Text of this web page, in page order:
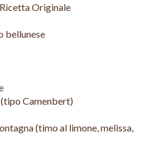
Originale
bellunese
Camenbert)
(timo al limone, melissa,